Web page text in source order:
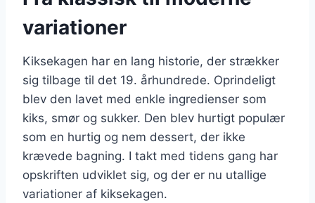
variationer
Kiksekagen har en lang historie, der strækker
sig tilbage til det 19. århundrede. Oprindeligt
blev den lavet med enkle ingredienser som
kiks, smør og sukker. Den blev hurtigt populær
som en hurtig og nem dessert, der ikke
krævede bagning. I takt med tidens gang har
opskriften udviklet sig, og der er nu utallige
variationer af kiksekagen.